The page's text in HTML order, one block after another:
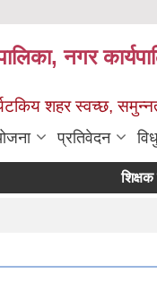
नगर
शहर स्वच्छ,
प्रतिवेदन
शिक्षक